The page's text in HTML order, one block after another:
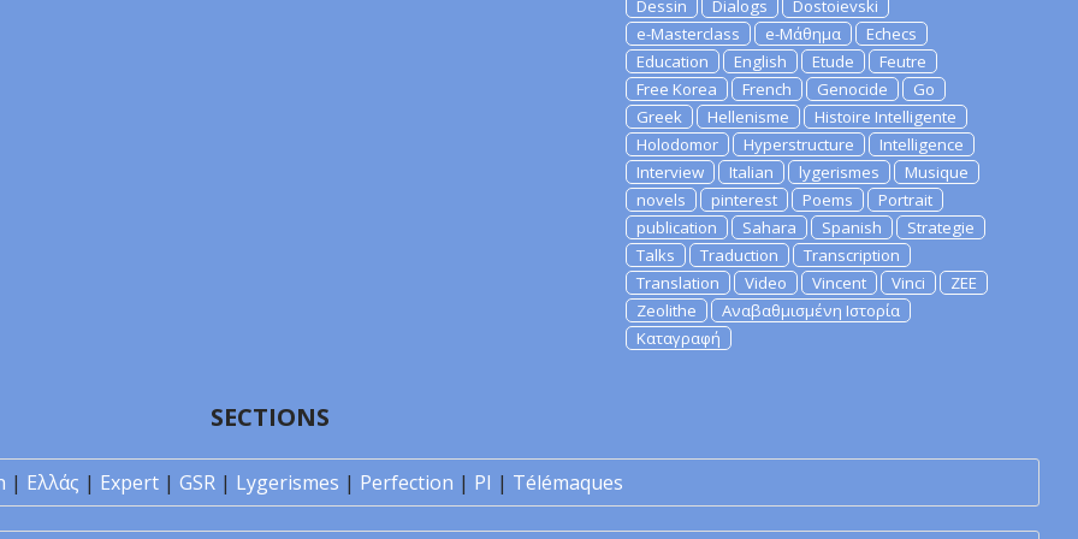
Dessin
Dialogs
Dostoievski
e-Masterclass
e-Μάθημα
Echecs
Education
English Etude
Feutre
Free Korea
French Genocide
Go
Greek
Hellenisme
Histoire Intelligente
Holodomor
Hyperstructure
Intelligence
Interview
Italian lygerismes
Musique
novels
pinterest Poems
Portrait
publication
Sahara Spanish
Strategie
Talks
Traduction
Transcription
Translation
Video Vincent Vinci
ZEE
Zeolithe
Αναβαθμισμένη Ιστορία
Καταγραφή
SECTIONS
| Ελλάς | Expert | GSR | Lygerismes | Perfection | PI | Télémaques